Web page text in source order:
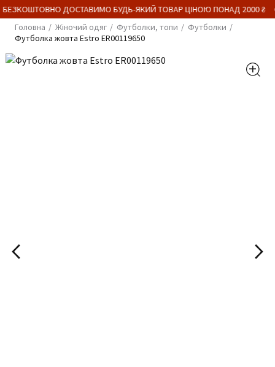
ДОСТАВИМО БУДЬ-ЯКИЙ ТОВАР ЦІНОЮ ПОНАД 2000 ₴
Головна
Жіночий одяг Футболки, топи
Футболки
Футболка жовта Estro ER00119650